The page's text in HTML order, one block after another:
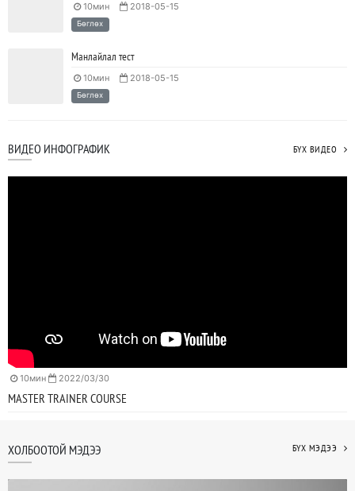
10мин 2018-05-15
Бөглөх
Манлайлал тест
10мин 2018-05-15
Бөглөх
ВИДЕО ИНФОГРАФИК БҮХ ВИДЕО
10мин 2022/03/30
MASTER TRAINER COURSE
ХОЛБООТОЙ МЭДЭЭ БҮХ МЭДЭЭ